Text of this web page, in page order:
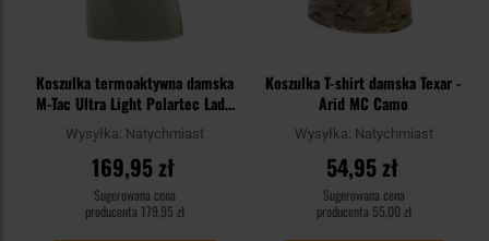
Koszulka termoaktywna damska
M-Tac Ultra Light Polartec Lady
Short Sleeve - Tan
Wysyłka: Natychmiast
169,95 zł
Sugerowana cena
producenta 179,95 zł
Koszulka T-shirt damska Texar -
Arid MC Camo
Wysyłka: Natychmiast
54,95 zł
Sugerowana cena
producenta 55,00 zł